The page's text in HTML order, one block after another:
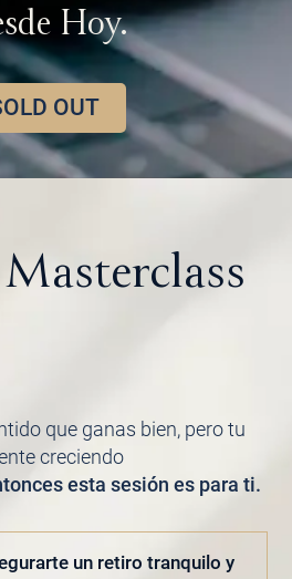
Hoy.
OUT
que ganas bien, pero tu
creciendo
esta sesión es para ti.
un retiro tranquilo y